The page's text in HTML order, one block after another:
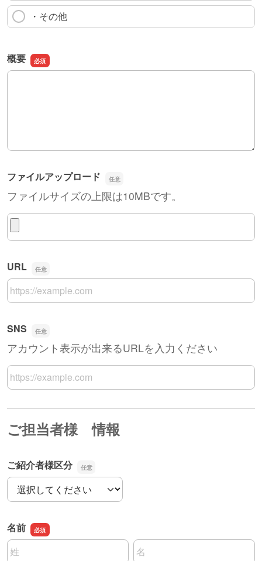
・その他
概要
概要
ファイルアップロード
ファイルサイズの上限は10MBです。
ファイルアップロード
URL
URL
SNS
アカウント表示が出来るURLを入力ください
SNS
ご担当者様 情報
ご紹介者様区分
ご紹介者様区分
名前
名前の姓
名前の名